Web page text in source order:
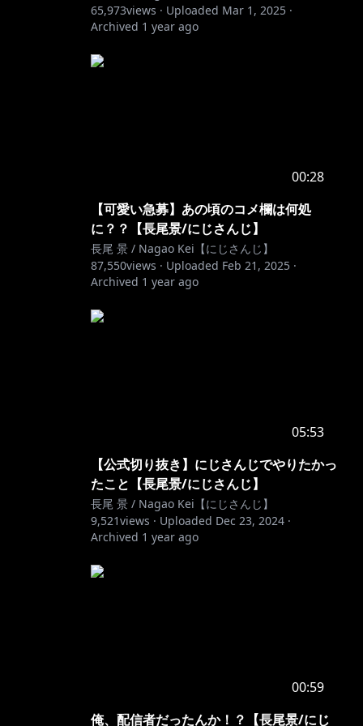
65,973views · Uploaded Mar 1, 2025 ·
Archived 1 year ago
00:28
【可愛い急募】あの頃のコメ欄は何処
に？？【長尾景/にじさんじ】
長尾 景 / Nagao Kei【にじさんじ】
87,550views · Uploaded Feb 21, 2025 ·
Archived 1 year ago
05:53
【公式切り抜き】にじさんじでやりたかっ
たこと【長尾景/にじさんじ】
長尾 景 / Nagao Kei【にじさんじ】
9,521views · Uploaded Dec 23, 2024 ·
Archived 1 year ago
00:59
俺、配信者だったんか！？【長尾景/にじ